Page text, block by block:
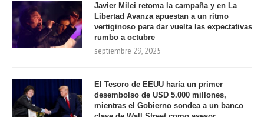
Javier Milei retoma la campaña y en La
Libertad Avanza apuestan a un ritmo
vertiginoso para dar vuelta las expectativas
rumbo a octubre
septiembre 29, 2025
El Tesoro de EEUU haría un primer
desembolso de USD 5.000 millones,
mientras el Gobierno sondea a un banco